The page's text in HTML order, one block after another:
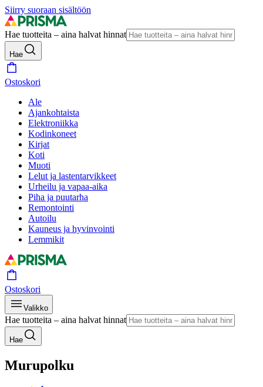
Siirry suoraan sisältöön
Hae tuotteita – aina halvat hinnat
Hae
Ostoskori
Ale
Ajankohtaista
Elektroniikka
Kodinkoneet
Kirjat
Koti
Muoti
Lelut ja lastentarvikkeet
Urheilu ja vapaa-aika
Piha ja puutarha
Remontointi
Autoilu
Kauneus ja hyvinvointi
Lemmikit
Ostoskori
Valikko
Hae tuotteita – aina halvat hinnat
Hae
Murupolku